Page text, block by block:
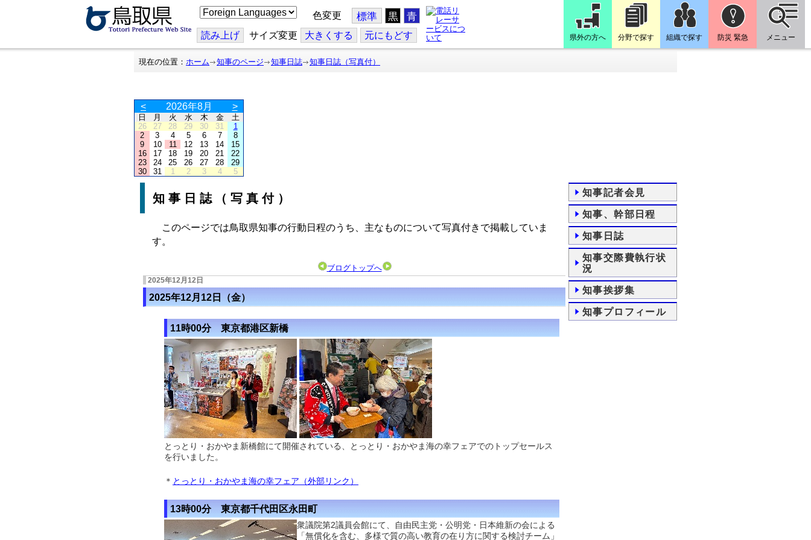
こ
の
ジ
を
翻
色変更 標準 黒 青
読み上げ サイズ変更 大きくする 元にもどす 県外の方へ 分野で探す 組織で探す 防災 緊急 メニュー
現在の位置： ホーム 知事のページ 知事日誌 知事日誌（写真付）
< 2026年8月 >
日 月 火 水 木 金
土
26
27 28 29 30 31
1
2
3 4 5 6 7
8
9
10 11 12 13 14
15
16
17 18 19 20 21
22
23
24 25 26 27 28
29
30
31 1 2 3 4 5
知事日誌（写真付）
このページでは鳥取県知事の行動日程のうち、主なものについて写真付きで掲載していま
す。
ブログトップへ
2025年12月12日
2025年12月12日（金）
11時00分 東京都港区新橋
とっとり・おかやま新橋館にて開催されている、とっとり・おかやま海の幸フェアでのトップセールス
を行いました。
＊ とっとり・おかやま海の幸フェア（外部リンク）
13時00分 東京都千代田区永田町
衆議院第2議員会館にて、自由民主党・公明党・日本維新の会による
「無償化を含む、多様で質の高い教育の在り方に関する検討チーム」
知事記者会見
知事、幹部日程
知事日誌
知事交際費執行状
況
知事挨拶集
知事プロフィール